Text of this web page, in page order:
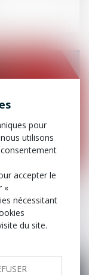
pour
utilisons
accepter le
«
nécessitant
du site.